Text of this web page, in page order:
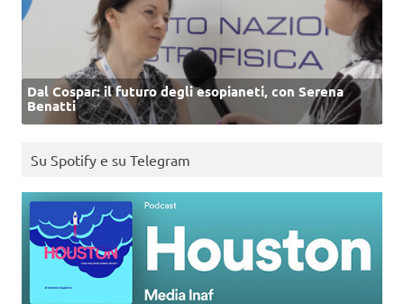
Dal Cospar: il futuro degli esopianeti, con Serena
Benatti
Su Spotify e su Telegram